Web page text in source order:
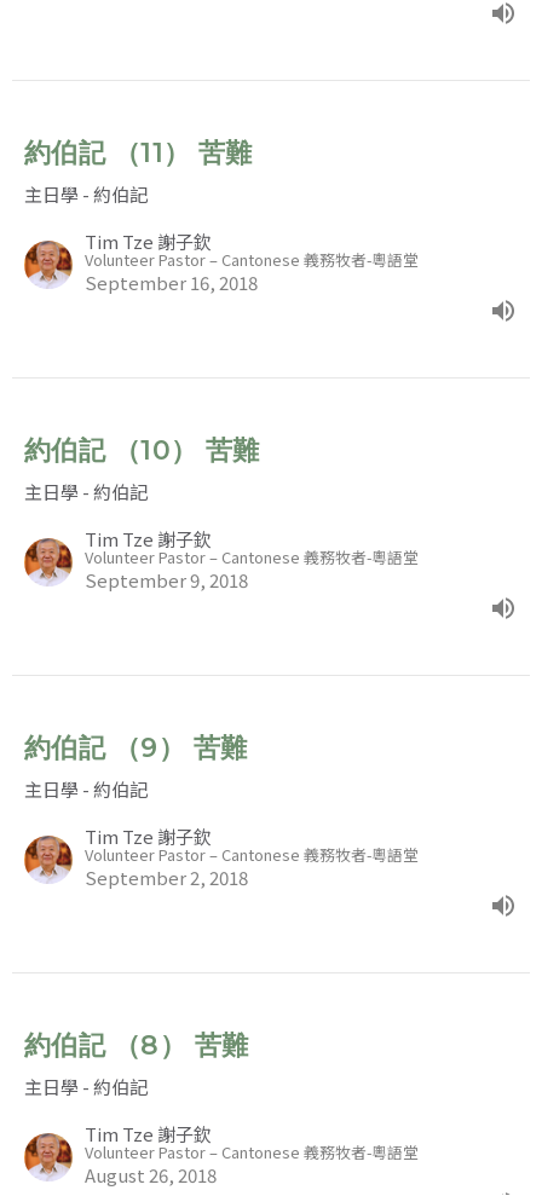
約伯記 （11） 苦難
主日學 - 約伯記
Tim Tze 謝子欽
Volunteer Pastor – Cantonese 義務牧者-粵語堂
September 16, 2018
約伯記 （10） 苦難
主日學 - 約伯記
Tim Tze 謝子欽
Volunteer Pastor – Cantonese 義務牧者-粵語堂
September 9, 2018
約伯記 （9） 苦難
主日學 - 約伯記
Tim Tze 謝子欽
Volunteer Pastor – Cantonese 義務牧者-粵語堂
September 2, 2018
約伯記 （8） 苦難
主日學 - 約伯記
Tim Tze 謝子欽
Volunteer Pastor – Cantonese 義務牧者-粵語堂
August 26, 2018